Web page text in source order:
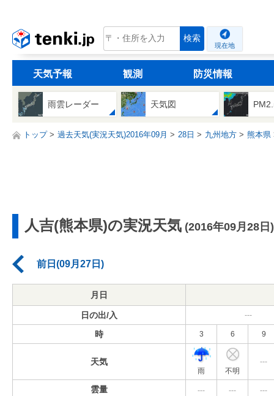
tenki.jp 検索
現在地
天気予報 観測 防災情報
雨雲レーダー 天気図
トップ 過去天気(実況天気)2016年09月 28日 九州地方 熊本県
人吉(熊本県)の実況天気 (2016年09月28日)
前日(09月27日)
月日
日の出/入 ---
時 3 6 9
天気
雨 不明
---
雲量 --- --- ---